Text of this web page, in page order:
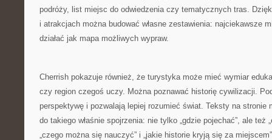
podróży, list miejsc do odwiedzenia czy tematycznych tras.
i atrakcjach można budować własne zestawienia: najciekawsze
działać jak mapa możliwych wypraw.
Cherrish pokazuje również, że turystyka może mieć wymiar
czy region czegoś uczy. Można poznawać historię cywilizacji.
perspektywę i pozwalają lepiej rozumieć świat. Teksty na stronie
do takiego właśnie spojrzenia: nie tylko „gdzie pojechać”, ale też
„czego można się nauczyć” i „jakie historie kryją się za